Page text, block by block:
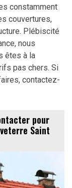
constamment
couvertures,
Plébiscité
nous
êtes à la
pas chers. Si
contactez-
pour
Saint